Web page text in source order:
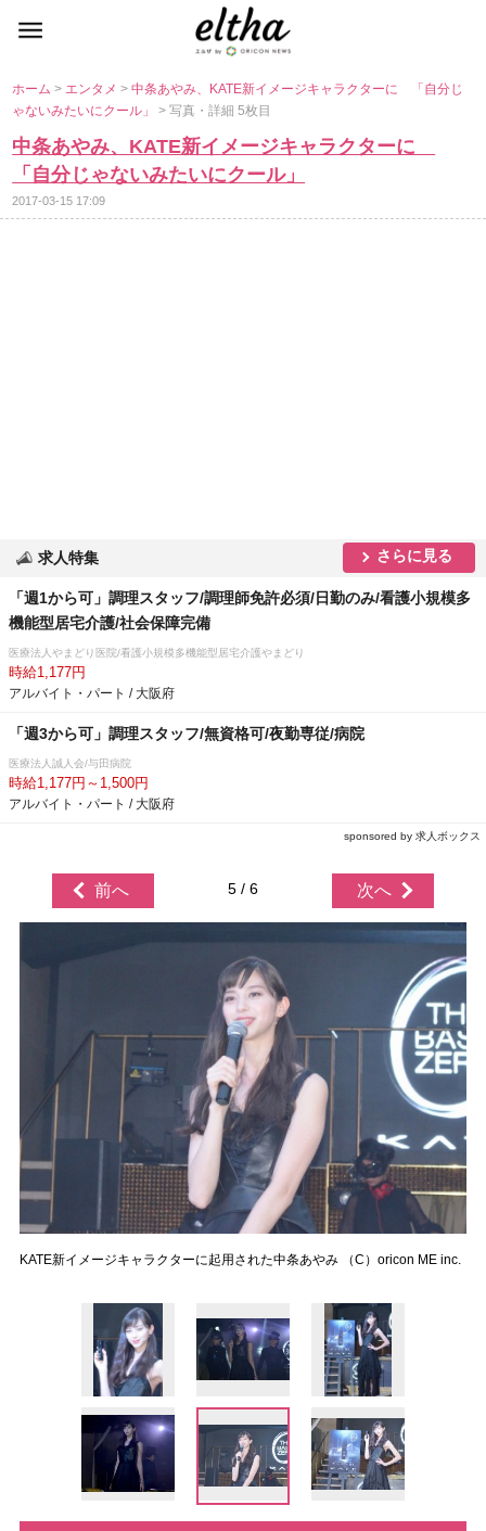
ホーム> エンタメ>中条あやみ、KATE新イメージキャラクターに 「自分じ
ゃないみたいにクール」> 写真・詳細 5枚目
中条あやみ、KATE新イメージキャラクターに
「自分じゃないみたいにクール」
2017-03-15 17:09
求人特集 さらに見る
「週1から可」調理スタッフ/調理師免許必須/日勤のみ/看護小規模多
機能型居宅介護/社会保障完備
医療法人やまどり医院/看護小規模多機能型居宅介護やまどり
時給1,177円
アルバイト・パート / 大阪府
「週3から可」調理スタッフ/無資格可/夜勤専従/病院
医療法人誠人会/与田病院
時給1,177円～1,500円
アルバイト・パート / 大阪府
sponsored by 求人ボックス
前へ 5 / 6 次へ
KATE新イメージキャラクターに起用された中条あやみ （C）oricon ME inc.